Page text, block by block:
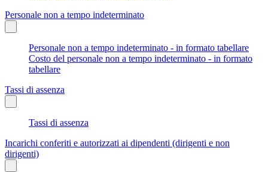
Personale non a tempo indeterminato
Personale non a tempo indeterminato - in formato tabellare
Costo del personale non a tempo indeterminato - in formato
tabellare
Tassi di assenza
Tassi di assenza
Incarichi conferiti e autorizzati ai dipendenti (dirigenti e non
dirigenti)